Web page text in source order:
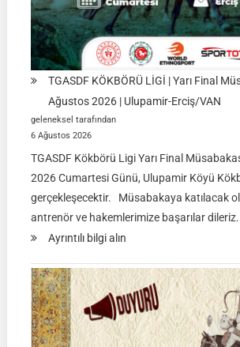
TGASDF KÖKBÖRÜ LİGİ | Yarı Final
Ağustos 2026 | Ulupamir-Erciş/VAN
geleneksel tarafından
6 Ağustos 2026
TGASDF Kökbörü Ligi Yarı Final
2026 Cumartesi Günü, Ulupamir Köyü
gerçekleşecektir. Müsabakaya katılacak
antrenör ve hakemlerimize başarılar
Ayrıntılı bilgi alın:
KÖKBÖRÜ
LİGİ
|
Yarı